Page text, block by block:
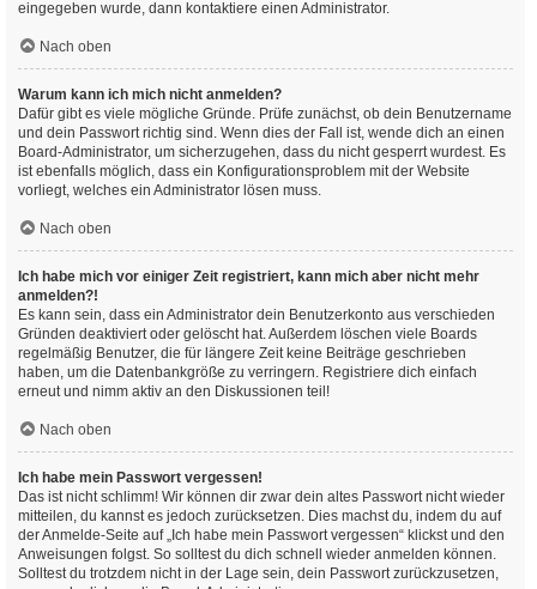
eingegeben wurde, dann kontaktiere einen Administrator.
Nach oben
Warum kann ich mich nicht anmelden?
Dafür gibt es viele mögliche Gründe. Prüfe zunächst, ob dein Benutzername
und dein Passwort richtig sind. Wenn dies der Fall ist, wende dich an einen
Board-Administrator, um sicherzugehen, dass du nicht gesperrt wurdest. Es
ist ebenfalls möglich, dass ein Konfigurationsproblem mit der Website
vorliegt, welches ein Administrator lösen muss.
Nach oben
Ich habe mich vor einiger Zeit registriert, kann mich aber nicht mehr
anmelden?!
Es kann sein, dass ein Administrator dein Benutzerkonto aus verschieden
Gründen deaktiviert oder gelöscht hat. Außerdem löschen viele Boards
regelmäßig Benutzer, die für längere Zeit keine Beiträge geschrieben
haben, um die Datenbankgröße zu verringern. Registriere dich einfach
erneut und nimm aktiv an den Diskussionen teil!
Nach oben
Ich habe mein Passwort vergessen!
Das ist nicht schlimm! Wir können dir zwar dein altes Passwort nicht wieder
mitteilen, du kannst es jedoch zurücksetzen. Dies machst du, indem du auf
der Anmelde-Seite auf „Ich habe mein Passwort vergessen“ klickst und den
Anweisungen folgst. So solltest du dich schnell wieder anmelden können.
Solltest du trotzdem nicht in der Lage sein, dein Passwort zurückzusetzen,